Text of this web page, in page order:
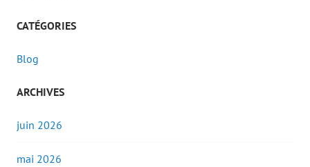
CATÉGORIES
Blog
ARCHIVES
juin 2026
mai 2026